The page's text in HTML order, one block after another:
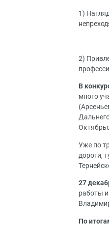
1)
2)
В
много
Уже по
дороги,
27
работы
По